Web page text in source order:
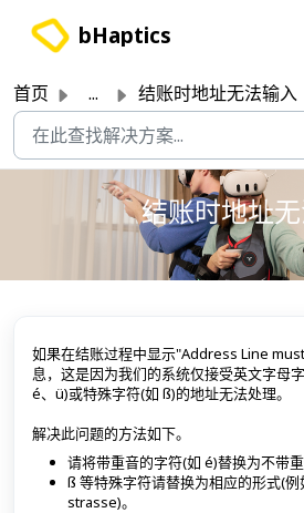
bHaptics
首页 ... 结账时地址无法输入
结账时地址
如果在结账过程中显示"Address Line
息，这是因为我们的系统仅接受英文字母
é、ü)或特殊字符(如 ß)的地址无法处理。
解决此问题的方法如下。
请将带重音的字符(如 é)替换为不带重
ß 等特殊字符请替换为相应的形式(
strasse)。